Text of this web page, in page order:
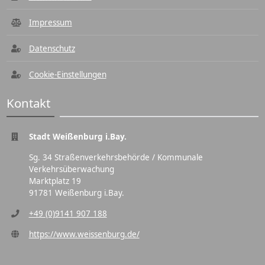
Impressum
Datenschutz
Cookie-Einstellungen
Kontakt
Stadt Weißenburg i.Bay.
Sg. 34 Straßenverkehrsbehörde / Kommunale
Verkehrsüberwachung
Marktplatz 19
91781 Weißenburg i.Bay.
+49 (0)9141 907 188
https://www.weissenburg.de/